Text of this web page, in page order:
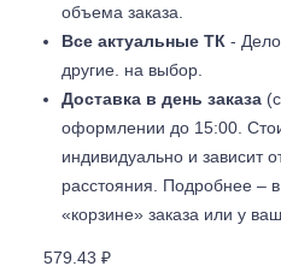
объема заказа.
Все актуальные ТК -
другие. на выбор.
Доставка в день заказа
оформлении до 15:00.
индивидуально и зависит
расстояния. Подробнее –
«корзине» заказа или у
579.43 ₽